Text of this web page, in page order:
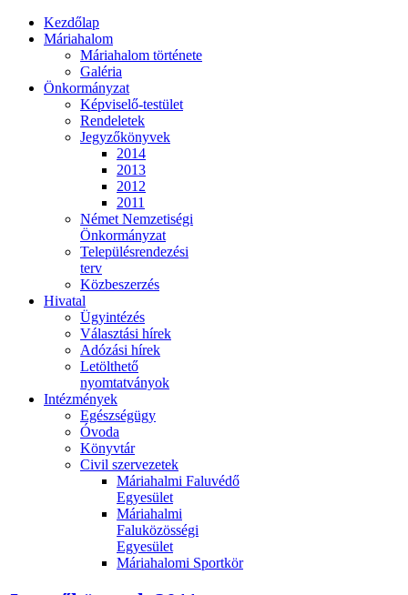
Kezdőlap
Máriahalom
Máriahalom története
Galéria
Önkormányzat
Képviselő-testület
Rendeletek
Jegyzőkönyvek
2014
2013
2012
2011
Német Nemzetiségi
Önkormányzat
Településrendezési
terv
Közbeszerzés
Hivatal
Ügyintézés
Választási hírek
Adózási hírek
Letölthető
nyomtatványok
Intézmények
Egészségügy
Óvoda
Könyvtár
Civil szervezetek
Máriahalmi Faluvédő
Egyesület
Máriahalmi
Faluközösségi
Egyesület
Máriahalomi Sportkör